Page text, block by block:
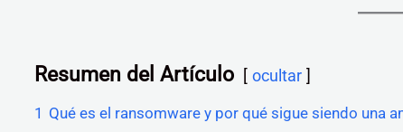
Resumen del Artículo ocultar
1 Qué es el ransomware y por qué sigue siendo una